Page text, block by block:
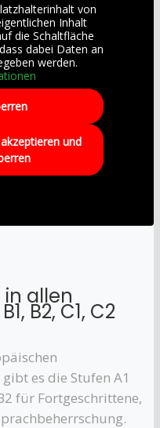
von
Inhalt
die Schaltfläche
dabei Daten an
werden.
und
in allen
B2, C1, C2
es die Stufen A1
für Fortgeschrittene,